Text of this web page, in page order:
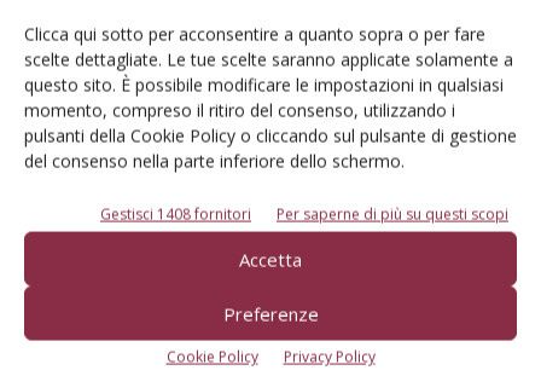
Clicca qui sotto per acconsentire a quanto sopra o per fare
scelte dettagliate. Le tue scelte saranno applicate solamente a
questo sito. È possibile modificare le impostazioni in qualsiasi
momento, compreso il ritiro del consenso, utilizzando i
pulsanti della Cookie Policy o cliccando sul pulsante di gestione
del consenso nella parte inferiore dello schermo.
Gestisci 1408 fornitori Per saperne di più su questi scopi
Accetta
Preferenze
Cookie Policy Privacy Policy
Catalogo Aziende e Prodotti
Un modo semplice per cercare un'azienda o un
prodotto!
Cerca adesso
L'Esperto risponde
I consigli di Terra e Vita agli agricoltori